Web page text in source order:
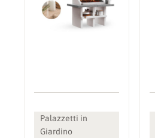
Palazzetti in
Giardino